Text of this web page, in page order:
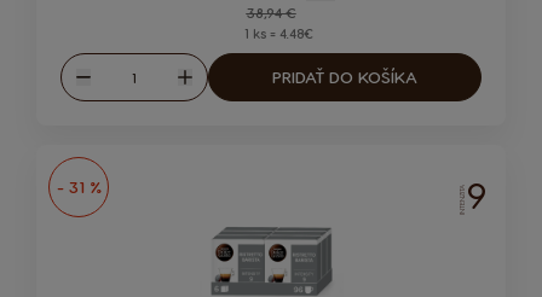
Regular Price
38,94 €
1 ks = 4.48€
Množstvo
Zvýšiť
PRIDAŤ DO KOŠÍKA
- 31 % INTENZITA9